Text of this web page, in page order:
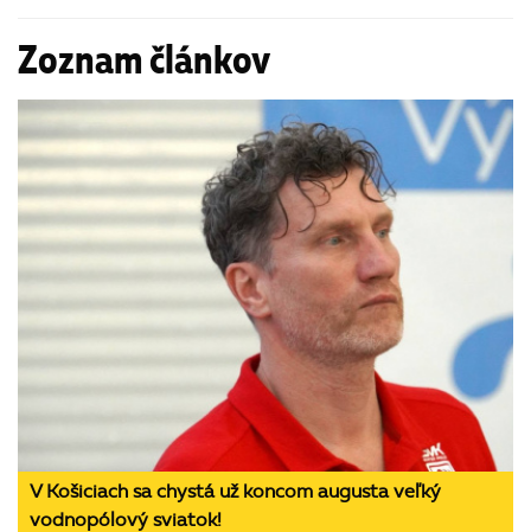
Zoznam článkov
V Košiciach sa chystá už koncom augusta veľký
vodnopólový sviatok!